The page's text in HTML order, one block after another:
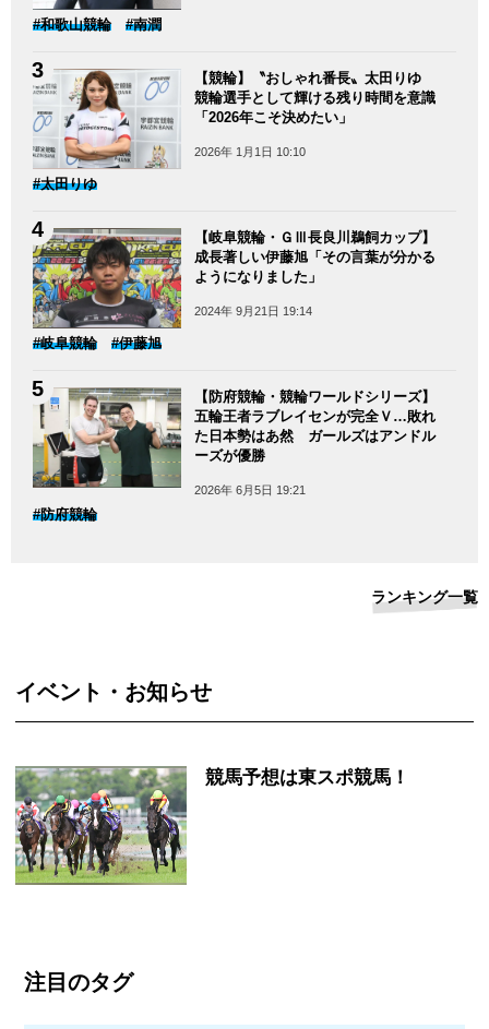
#和歌山競輪 #南潤
【競輪】〝おしゃれ番長〟太田りゆ
競輪選手として輝ける残り時間を意識
「2026年こそ決めたい」
2026年 1月1日 10:10
#太田りゆ
【岐阜競輪・ＧⅢ長良川鵜飼カップ】
成長著しい伊藤旭「その言葉が分かる
ようになりました」
2024年 9月21日 19:14
#岐阜競輪 #伊藤旭
【防府競輪・競輪ワールドシリーズ】
五輪王者ラブレイセンが完全Ｖ…敗れ
た日本勢はあ然 ガールズはアンドル
ーズが優勝
2026年 6月5日 19:21
#防府競輪
ランキング一覧
イベント・お知らせ
競馬予想は東スポ競馬！
注目のタグ